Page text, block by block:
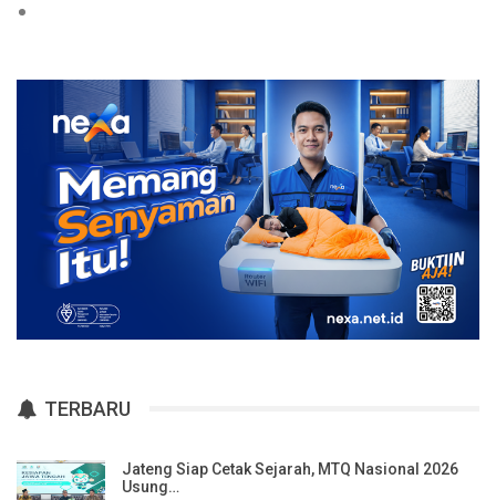
TERBARU
Jateng Siap Cetak Sejarah, MTQ Nasional 2026
Usung…